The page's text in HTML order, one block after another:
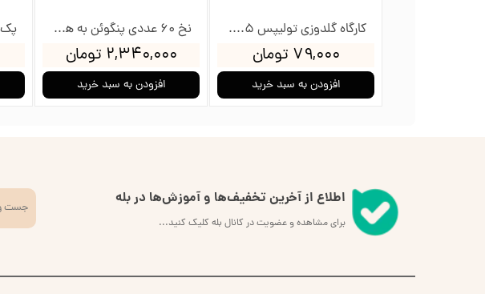
نخ 60 عددی پنگوئن به همراه جعبه و بوبین
۲,۳۴۰,۰۰۰ تومان
افزودن به سبد خرید
کارگاه گلدوزی تولیپس 8.5سانت
۷۹,۰۰۰ تومان
افزودن به سبد خرید
اطلاع از آخرین تخفیف‌ها و آموزش‌ها در بله
برای مشاهده و عضویت در کانال بله کلیک کنید...